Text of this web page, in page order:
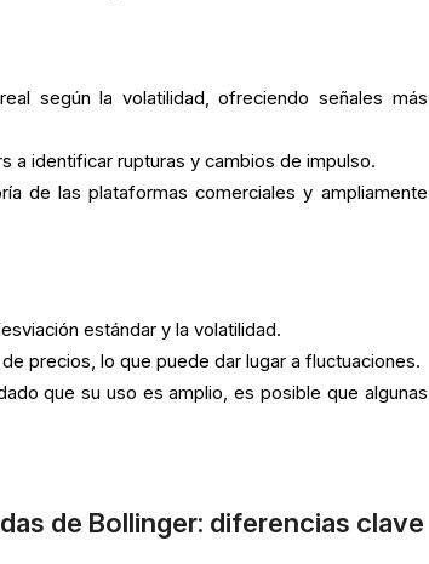
según la volatilidad, ofreciendo señales más
a identificar rupturas y cambios de impulso.
de las plataformas comerciales y ampliamente
estándar y la volatilidad.
precios, lo que puede dar lugar a fluctuaciones.
que su uso es amplio, es posible que algunas
de Bollinger: diferencias clave